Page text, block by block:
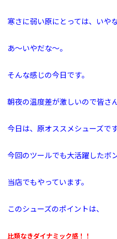
寒さに弱い原にとっては、いや
あ～いやだな～。
そんな感じの今日です。
朝夜の温度差が激しいので皆さ
今日は、原オススメシューズで
今回のツールでも大活躍したボ
当店でもやっています。
このシューズのポイントは、
比類なきダイナミック感！！